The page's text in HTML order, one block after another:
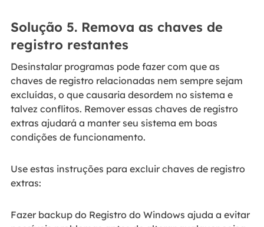
Solução 5. Remova as chaves de
registro restantes
Desinstalar programas pode fazer com que as
chaves de registro relacionadas nem sempre sejam
excluídas, o que causaria desordem no sistema e
talvez conflitos. Remover essas chaves de registro
extras ajudará a manter seu sistema em boas
condições de funcionamento.
Use estas instruções para excluir chaves de registro
extras:
Fazer backup do Registro do Windows ajuda a evitar